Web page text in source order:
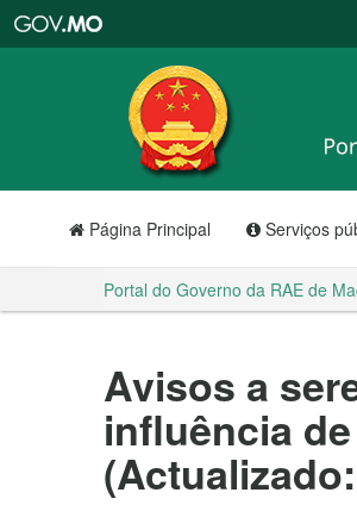
RAE
de
Macau
Página Principal Serviços
Portal do Governo da RAE de
Avisos a
influência